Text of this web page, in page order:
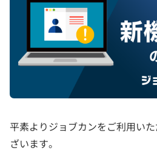
平素よりジョブカンをご利用い
ざいます。